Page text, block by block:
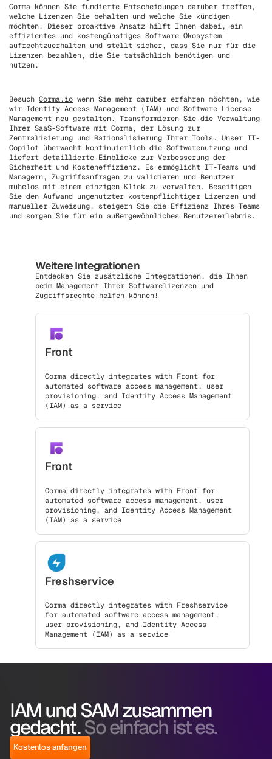
Corma können Sie fundierte Entscheidungen darüber treffen,
welche Lizenzen Sie behalten und welche Sie kündigen
möchten. Dieser proaktive Ansatz hilft Ihnen dabei, ein
effizientes und kostengünstiges Software-Ökosystem
aufrechtzuerhalten und stellt sicher, dass Sie nur für die
Lizenzen bezahlen, die Sie tatsächlich benötigen und
nutzen.
Besuch Corma.io wenn Sie mehr darüber erfahren möchten, wie
wir Identity Access Management (IAM) und Software License
Management neu gestalten. Transformieren Sie die Verwaltung
Ihrer SaaS-Software mit Corma, der Lösung zur
Zentralisierung und Rationalisierung Ihrer Tools. Unser IT-
Copilot überwacht kontinuierlich die Softwarenutzung und
liefert detaillierte Einblicke zur Verbesserung der
Sicherheit und Kosteneffizienz. Es ermöglicht IT-Teams und
Managern, Zugriffsanfragen zu validieren und Benutzer
mühelos mit einem einzigen Klick zu verwalten. Beseitigen
Sie den Aufwand ungenutzter kostenpflichtiger Lizenzen und
manueller Zuweisung, steigern Sie die Effizienz Ihres Teams
und sorgen Sie für ein außergewöhnliches Benutzererlebnis.
Weitere Integrationen
Entdecken Sie zusätzliche Integrationen, die Ihnen
beim Management Ihrer Softwarelizenzen und
Zugriffsrechte helfen können!
Front
Corma directly integrates with Front for
automated software access management, user
provisioning, and Identity Access Management
(IAM) as a service
Front
Corma directly integrates with Front for
automated software access management, user
provisioning, and Identity Access Management
(IAM) as a service
Freshservice
Corma directly integrates with Freshservice
for automated software access management,
user provisioning, and Identity Access
Management (IAM) as a service
IAM und SAM zusammen
gedacht.So einfach ist es.
Kostenlos anfangen